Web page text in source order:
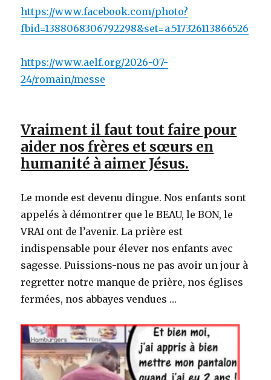
https://www.facebook.com/photo?
fbid=1388068306792298&set=a.517326113866526
https://www.aelf.org/2026-07-
24/romain/messe
Vraiment il faut tout faire pour
aider nos frères et sœurs en
humanité à aimer Jésus.
Le monde est devenu dingue. Nos enfants sont
appelés à démontrer que le BEAU, le BON, le
VRAI ont de l’avenir. La prière est
indispensable pour élever nos enfants avec
sagesse. Puissions-nous ne pas avoir un jour à
regretter notre manque de prière, nos églises
fermées, nos abbayes vendues …